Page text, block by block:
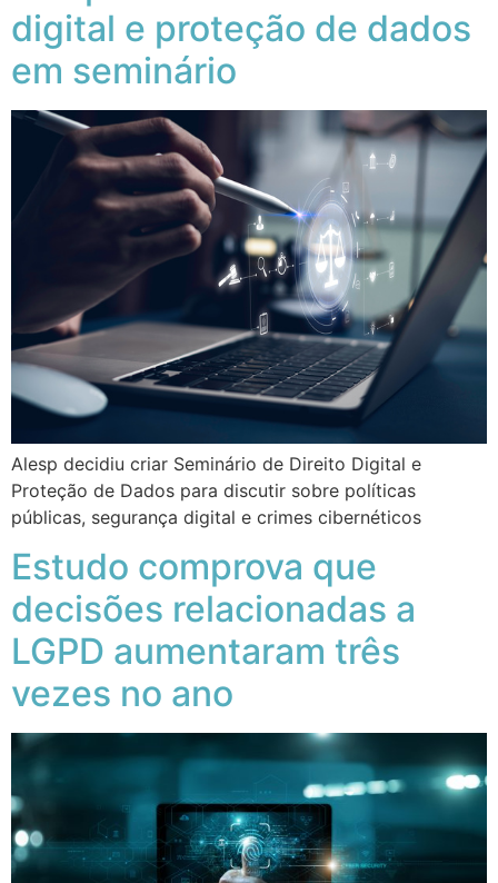
digital e proteção de dados
em seminário
Alesp decidiu criar Seminário de Direito Digital e
Proteção de Dados para discutir sobre políticas
públicas, segurança digital e crimes cibernéticos
Estudo comprova que
decisões relacionadas a
LGPD aumentaram três
vezes no ano